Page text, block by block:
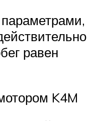
равен
K4M